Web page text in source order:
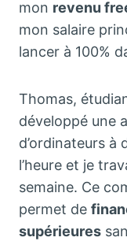
mon revenu
mon salaire
lancer à 100%
Thomas,
développé une
d’ordinateurs
l’heure et je
semaine. Ce
permet de
supérieures